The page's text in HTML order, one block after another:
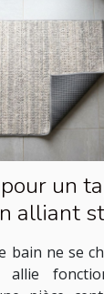
un
alliant
bain ne se